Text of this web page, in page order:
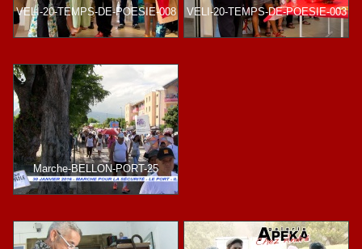
VELI-20-TEMPS-DE-POESIE-008 VELI-20-TEMPS-DE-POESIE-003
Marche-BELLON-PORT-25